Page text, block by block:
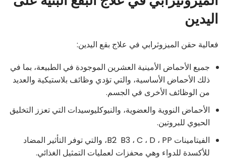
اليدين
فعالية حقن الميزوثرابي في علاج بقع اليدين:
جميع الأحماض الأمينية العشرين الموجودة في الطبيعة، بما في
ذلك الأحماض الأساسية، والتي تؤدي وظائف بلاستيكية والعديد
من الوظائف الأخرى في الجسم.
الأحماض النووية والعضوية، والنيوكليوسيدات التي تعزز التخليق
الحيوي للبروتين.
الفيتامينات B2 B3 ، C ، D ، PP، والتي توفر التأثير المضاد
للأكسدة للدواء وهي محفزات لعمليات التمثيل الغذائي.